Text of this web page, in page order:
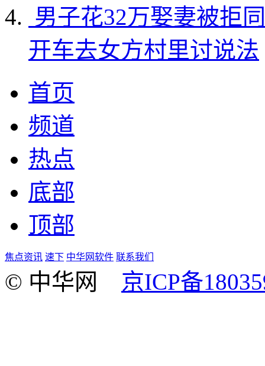
男子花32万娶妻被拒
开车去女方村里讨说法
首页
频道
热点
底部
顶部
焦点资讯 速下 中华网软件 联系我们
© 中华网 京ICP备